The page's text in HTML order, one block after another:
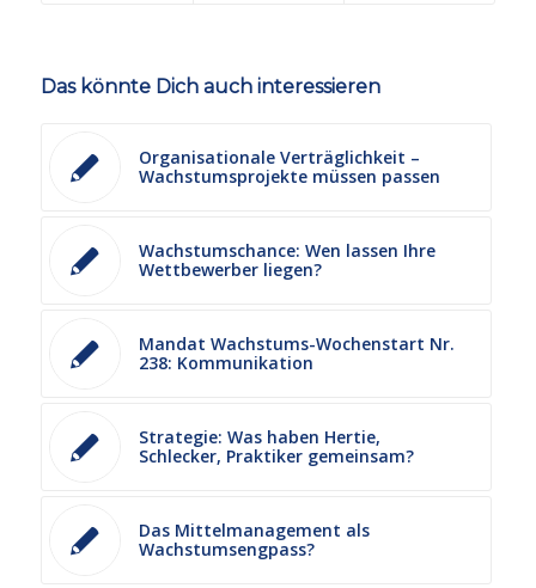
Das könnte Dich auch interessieren
Organisationale Verträglichkeit –
Wachstumsprojekte müssen passen
Wachstumschance: Wen lassen Ihre
Wettbewerber liegen?
Mandat Wachstums-Wochenstart Nr.
238: Kommunikation
Strategie: Was haben Hertie,
Schlecker, Praktiker gemeinsam?
Das Mittelmanagement als
Wachstumsengpass?